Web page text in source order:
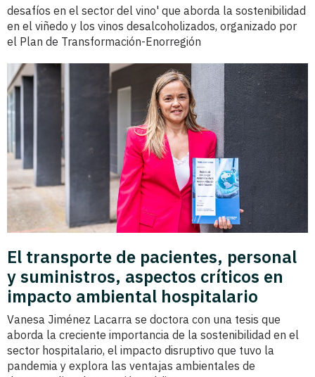
desafíos en el sector del vino' que aborda la sostenibilidad
en el viñedo y los vinos desalcoholizados, organizado por
el Plan de Transformación-Enorregión
El transporte de pacientes, personal
y suministros, aspectos críticos en
impacto ambiental hospitalario
Vanesa Jiménez Lacarra se doctora con una tesis que
aborda la creciente importancia de la sostenibilidad en el
sector hospitalario, el impacto disruptivo que tuvo la
pandemia y explora las ventajas ambientales de